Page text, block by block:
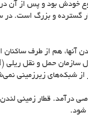
باز می‌گردد، زمانی که اولین خط راه‌آهن
آنها، هم از طرف
از شبکه‌های زیرزمینی
قطار زمینی لندن
شود.